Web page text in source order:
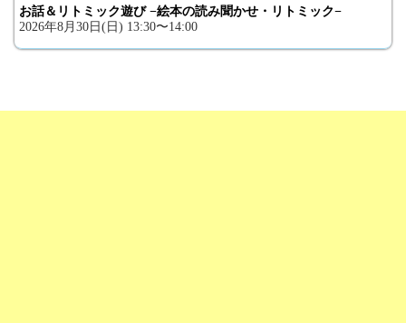
お話＆リトミック遊び −絵本の読み聞かせ・リトミック−
2026年8月30日(日) 13:30〜14:00